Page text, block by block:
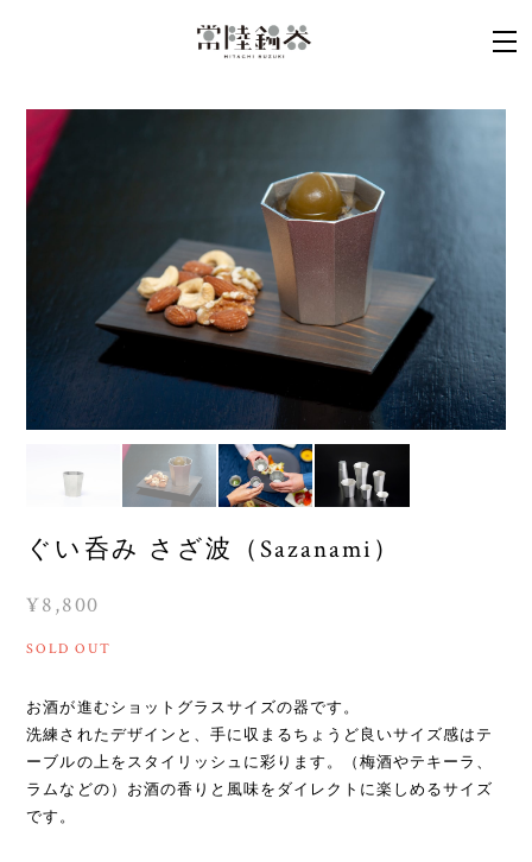
ぐい呑み さざ波（Sazanami）
¥8,800
SOLD OUT
お酒が進むショットグラスサイズの器です。
洗練されたデザインと、手に収まるちょうど良いサイズ感はテ
ーブルの上をスタイリッシュに彩ります。（梅酒やテキーラ、
ラムなどの）お酒の香りと風味をダイレクトに楽しめるサイズ
です。